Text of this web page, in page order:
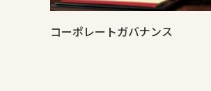
コーポレートガバナンス